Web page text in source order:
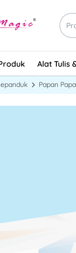
Alat Tulis
Alat Tulis
Papan